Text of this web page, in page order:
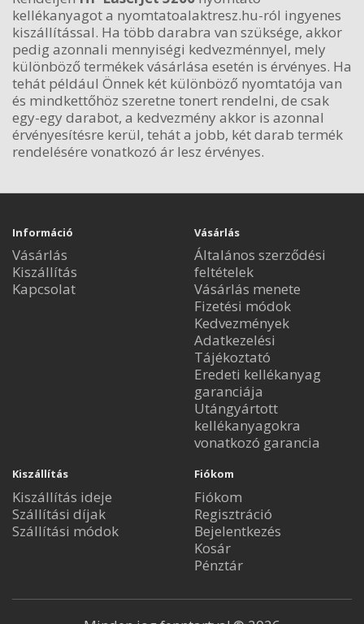
kellékanyagot a nyomtatoalaktresz.hu-ról ingyenes
kiszállítással. Ha több darabra van szüksége, akkor
pedig azonnali mennyiségi kedvezménnyel, mely
különböző termékek vásárlása esetén is érvényes. Ha
tehát például Önnek két különböző nyomtatója van
és mindkettőhöz szeretne tonert rendelni, de csak
egy-egy darabot, a kedvezmény akkor is azonnal
érvényesítésre kerül, tehát a jobb, két darab termék
rendelésére vonatkozó ár lesz érvényes.
Információ
Vásárlás
Kiszállítás
Kapcsolat
Vásárlás
Általános szerződési
feltételek
Vásárlás menete
Fizetési módok
Kedvezmények
Adatkezelési
Tájékoztató
Eredeti kellékanyag
garanciája
Utángyártott
kellékanyagokra
vonatkozó garancia
Kiszállítás
Kiszállítás ideje
Szállítási díjak
Szállítási módok
Fiókom
Fiókom
Regisztráció
Bejelentkezés
Kosár
Pénztár